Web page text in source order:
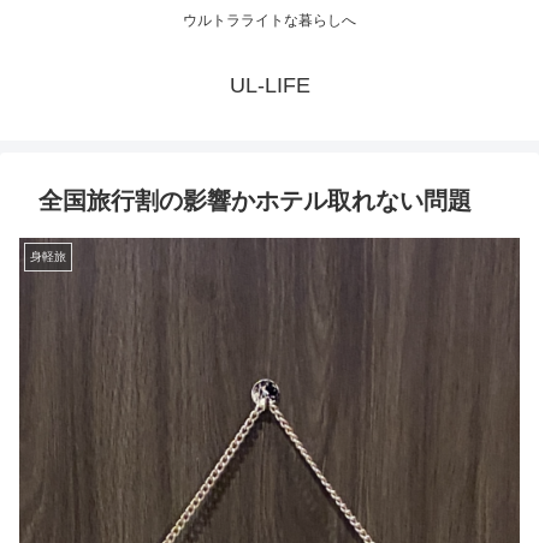
ウルトラライトな暮らしへ
UL-LIFE
全国旅行割の影響かホテル取れない問題
身軽旅